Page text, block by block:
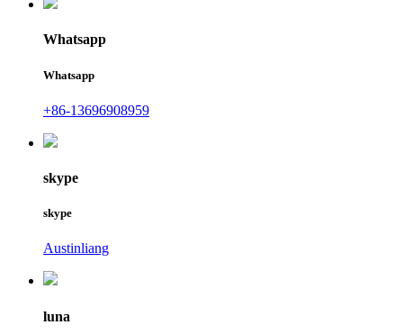
Whatsapp
Whatsapp
+86-13696908959
skype
skype
Austinliang
luna